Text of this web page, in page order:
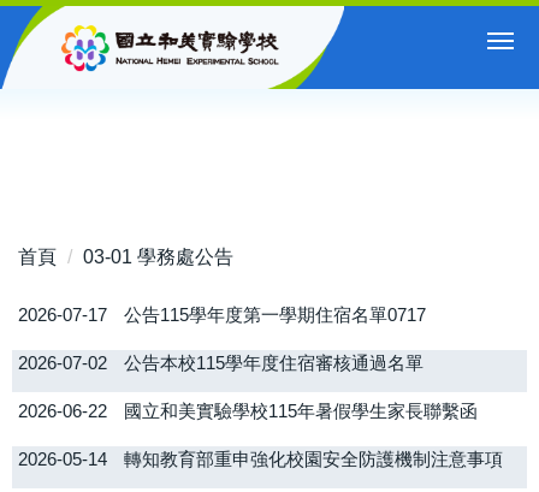
跳
到
首頁 03-01 學務處公告
2026-07-17 公告115學年度第一學期住宿名單0717
2026-07-02 公告本校115學年度住宿審核通過名單
2026-06-22 國立和美實驗學校115年暑假學生家長聯繫函
2026-05-14 轉知教育部重申強化校園安全防護機制注意事項